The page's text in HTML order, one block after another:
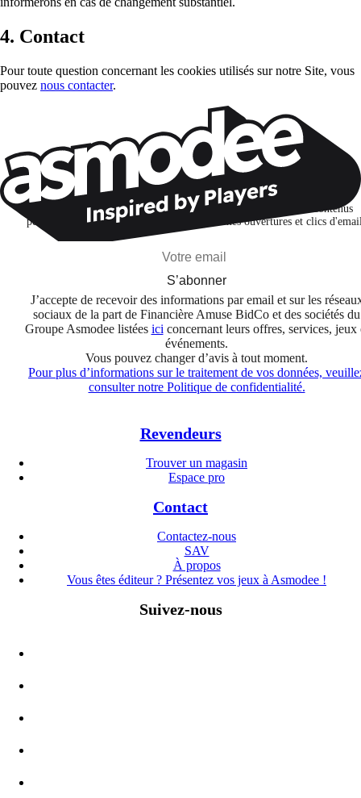
4. Contact
Pour toute question concernant les cookies utilisés sur notre Site, vous
pouvez nous contacter.
Restons connectés !
Je m'abonne pour découvrir des jeux, des nouveautés et des contenus
personnalisés selon mes centres d'intérêt et mes ouvertures et clics
S’abonner
J’accepte de recevoir des informations par email et sur les
sociaux de la part de Financière Amuse BidCo et des sociétés du
Groupe Asmodee listées ici concernant leurs offres, services, jeux
événements.
Vous pouvez changer d’avis à tout moment.
Pour plus d’informations sur le traitement de vos données,
consulter notre Politique de confidentialité.
Revendeurs
Trouver un magasin
Espace pro
Contact
Contactez-nous
SAV
À propos
Vous êtes éditeur ? Présentez vos jeux à Asmodee !
Suivez-nous